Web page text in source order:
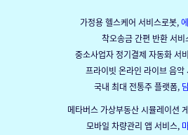
가정용 헬스케어 서비스로봇,
착오송금 간편 반환 서비
중소사업자 정기결제 자동화 서
프라이빗 온라인 라이브 음악
국내 최대 전통주 플랫폼,
메타버스 가상부동산 시뮬레이션
모바일 차량관리 앱 서비스,